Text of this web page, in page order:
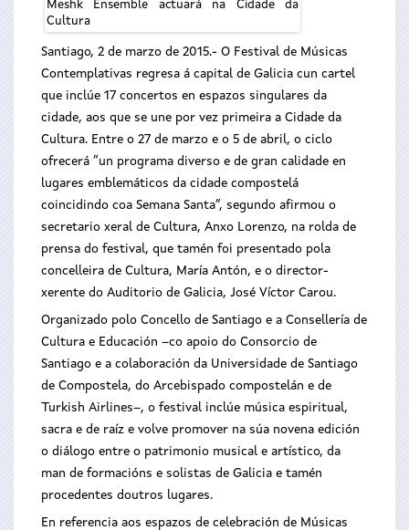
Meshk Ensemble actuará na Cidade da
Cultura
Santiago, 2 de marzo de 2015.- O Festival de Músicas
Contemplativas regresa á capital de Galicia cun cartel
que inclúe 17 concertos en espazos singulares da
cidade, aos que se une por vez primeira a Cidade da
Cultura. Entre o 27 de marzo e o 5 de abril, o ciclo
ofrecerá “un programa diverso e de gran calidade en
lugares emblemáticos da cidade compostelá
coincidindo coa Semana Santa”, segundo afirmou o
secretario xeral de Cultura, Anxo Lorenzo, na rolda de
prensa do festival, que tamén foi presentado pola
concelleira de Cultura, María Antón, e o director-
xerente do Auditorio de Galicia, José Víctor Carou.
Organizado polo Concello de Santiago e a Consellería de
Cultura e Educación –co apoio do Consorcio de
Santiago e a colaboración da Universidade de Santiago
de Compostela, do Arcebispado compostelán e de
Turkish Airlines–, o festival inclúe música espiritual,
sacra e de raíz e volve promover na súa novena edición
o diálogo entre o patrimonio musical e artístico, da
man de formacións e solistas de Galicia e tamén
procedentes doutros lugares.
En referencia aos espazos de celebración de Músicas